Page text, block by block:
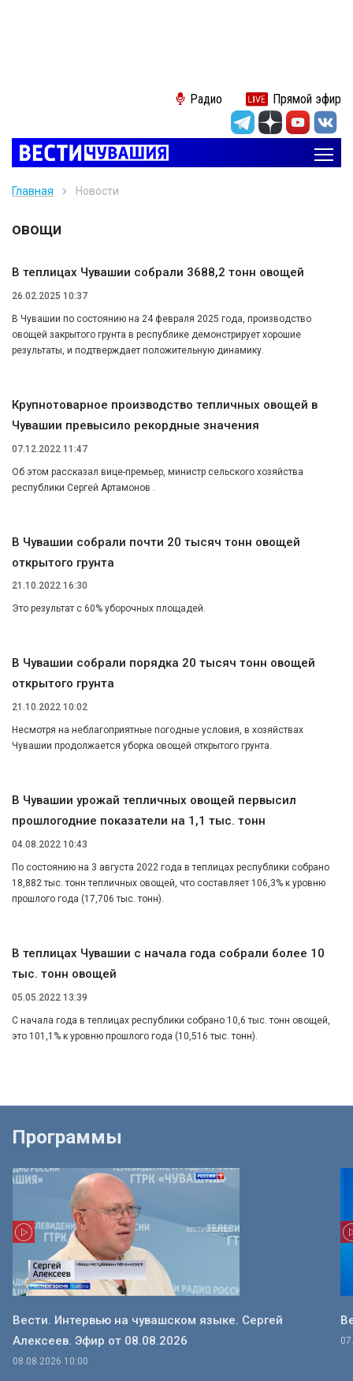
Радио Прямой эфир
Главная Новости
овощи
В теплицах Чувашии собрали 3688,2 тонн овощей
26.02.2025 10:37
В Чувашии по состоянию на 24 февраля 2025 года, производство
овощей закрытого грунта в республике демонстрирует хорошие
результаты, и подтверждает положительную динамику.
Крупнотоварное производство тепличных овощей в
Чувашии превысило рекордные значения
07.12.2022 11:47
Об этом рассказал вице-премьер, министр сельского хозяйства
республики Сергей Артамонов .
В Чувашии собрали почти 20 тысяч тонн овощей
открытого грунта
21.10.2022 16:30
Это результат с 60% уборочных площадей.
В Чувашии собрали порядка 20 тысяч тонн овощей
открытого грунта
21.10.2022 10:02
Несмотря на неблагоприятные погодные условия, в хозяйствах
Чувашии продолжается уборка овощей открытого грунта.
В Чувашии урожай тепличных овощей первысил
прошлогодние показатели на 1,1 тыс. тонн
04.08.2022 10:43
По состоянию на 3 августа 2022 года в теплицах республики собрано
18,882 тыс. тонн тепличных овощей, что составляет 106,3% к уровню
прошлого года (17,706 тыс. тонн).
В теплицах Чувашии с начала года собрали более 10
тыс. тонн овощей
05.05.2022 13:39
С начала года в теплицах республики собрано 10,6 тыс. тонн овощей,
это 101,1% к уровню прошлого года (10,516 тыс. тонн).
Программы
Вести. Интервью на чувашском языке. Сергей
Алексеев. Эфир от 08.08.2026
08.08.2026 10:00